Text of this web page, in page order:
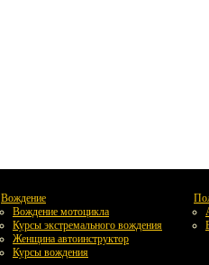
Вождение
Вождение мотоцикла
Курсы экстремального вождения
Женщина автоинструктор
Курсы вождения